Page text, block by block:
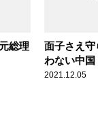
総理
面子さえ
わない中
掛け」と
2021.12.05